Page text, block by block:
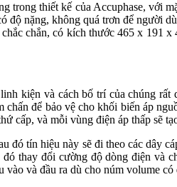
trong thiết kế của Accuphase, với
độ nặng, không quá trơn để người
chắn, có kích thước 465 x
kiện và cách bố trí của chúng
để bảo vệ cho khối biến áp
cấp, và mỗi vùng điện áp thấp sẽ
đó tín hiệu này sẽ đi theo các
thay đổi cường độ dòng điện
và đầu ra dù cho núm volume